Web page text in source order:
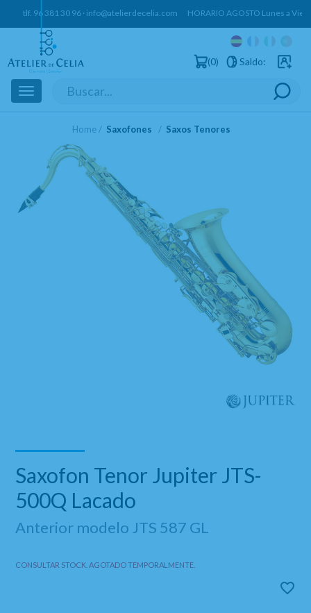
tlf. 96 381 30 96 · info@atelierdecelia.com HORARIO AGOSTO Lunes a
0 Saldo:
Toggle
navigation
Home Saxofones Saxos Tenores
Saxofon Tenor Jupiter JTS-
500Q Lacado
Anterior modelo JTS 587 GL
CONSULTAR STOCK. AGOTADO TEMPORALMENTE.